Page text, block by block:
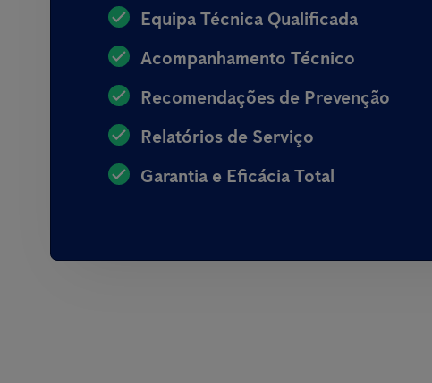
Equipa Técnica Qualificada
Acompanhamento Técnico
Recomendações de Prevenção
Relatórios de Serviço
Garantia e Eficácia Total